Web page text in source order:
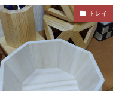
トレイ